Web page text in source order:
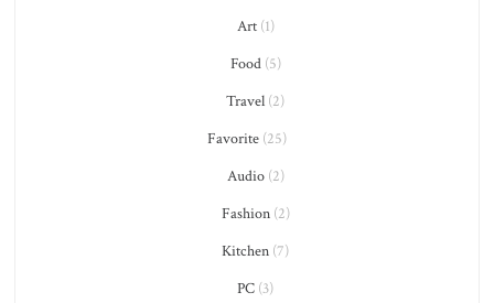
Art(1)
Food(5)
Travel (2)
Favorite (25)
Audio(2)
Fashion(2)
Kitchen (7)
PC (3)